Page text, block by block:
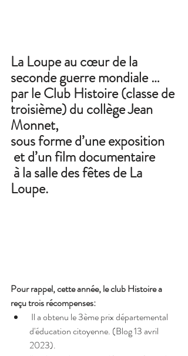
La Loupe au cœur de la
seconde guerre mondiale …
par le Club Histoire (classe de
troisième) du collège Jean
Monnet,
sous forme d’une exposition
et d’un film documentaire
Loupe.
Pour rappel, cette année, le club Histoire a
reçu trois récompenses:
d'éducation citoyenne. (Blog 13 avril
2023).